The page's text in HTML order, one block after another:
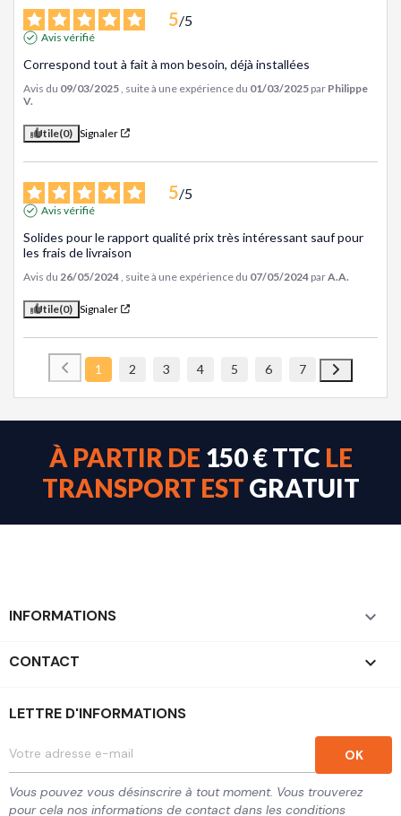
5/5
Avis vérifié
Correspond tout à fait à mon besoin, déjà installées
Avis du 09/03/2025 , suite à une expérience du 01/03/2025 par Philippe
V.
Utile(0) Signaler
5/5
Avis vérifié
Solides pour le rapport qualité prix très intéressant sauf pour
les frais de livraison
Avis du 26/05/2024 , suite à une expérience du 07/05/2024 parA.A.
Utile(0) Signaler
1 2 3 4 5 6 7
À PARTIR DE 150 € TTC LE
TRANSPORT EST GRATUIT
INFORMATIONS 
CONTACT keyboard_arrow_down
LETTRE D'INFORMATIONS
Vous pouvez vous désinscrire à tout moment. Vous trouverez
pour cela nos informations de contact dans les conditions